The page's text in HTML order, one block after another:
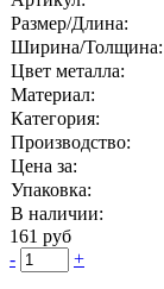
Размер/Длина:
Ширина/Толщина:
Цвет металла:
Материал:
Категория:
Производство:
Цена за:
Упаковка:
В наличии:
161 руб
-
+